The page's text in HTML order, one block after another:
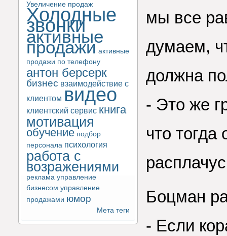
Увеличение продаж
Холодные
звонки
активные
продажи активные
продажи по телефону
антон берсерк
бизнес взаимодействие с
клиентом видео
клиентский сервис книга
мотивация
обучение подбор
персонала психология
работа с
возражениями
реклама управление
бизнесом управление
продажами юмор
Мета теги
мы все
думаем,
должна
- Это же
что
Боцман
- Если